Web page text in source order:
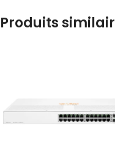
Produits